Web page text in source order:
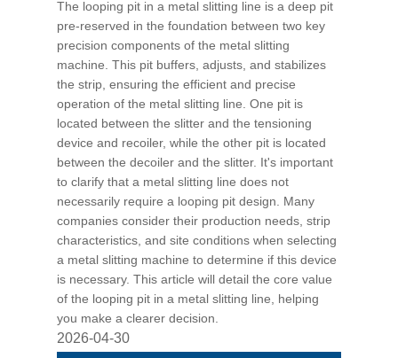
The looping pit in a metal slitting line is a deep pit
pre-reserved in the foundation between two key
precision components of the metal slitting
machine. This pit buffers, adjusts, and stabilizes
the strip, ensuring the efficient and precise
operation of the metal slitting line. One pit is
located between the slitter and the tensioning
device and recoiler, while the other pit is located
between the decoiler and the slitter. It's important
to clarify that a metal slitting line does not
necessarily require a looping pit design. Many
companies consider their production needs, strip
characteristics, and site conditions when selecting
a metal slitting machine to determine if this device
is necessary. This article will detail the core value
of the looping pit in a metal slitting line, helping
you make a clearer decision.
2026-04-30